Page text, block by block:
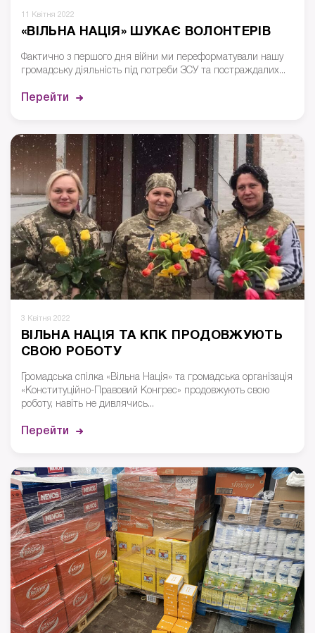
11 Квітня 2022
«ВІЛЬНА НАЦІЯ» ШУКАЄ ВОЛОНТЕРІВ
Фактично з першого дня війни ми переформатували нашу
громадську діяльність під потреби ЗСУ та постраждалих...
Перейти
3 Квітня 2022
ВІЛЬНА НАЦІЯ ТА КПК ПРОДОВЖУЮТЬ
СВОЮ РОБОТУ
Громадська спілка «Вільна Нація» та громадська організація
«Конституційно-Правовий Конгрес» продовжують свою
роботу, навіть не дивлячись...
Перейти